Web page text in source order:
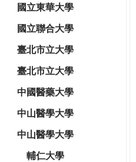
國立東華大學
國立聯合大學
臺北市立大學
臺北市立大學
中國醫藥大學
中山醫學大學
中山醫學大學
輔仁大學